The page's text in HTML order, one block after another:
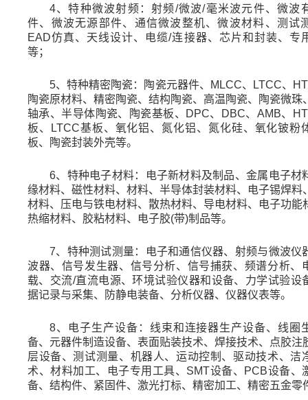
4、特种微波射频：射频/微波/毫米波元件、微波
件、微波无源部件、通信微波整机、微波材料、测试
EAD仿真、天线设计、电缆/连接器、芯片和封装、专
等；
5、特种精密陶瓷：陶瓷元器件、 MLCC、 LTCC、
陶瓷原材料、精密陶瓷、结构陶瓷、高温陶瓷、陶瓷微珠
轴承、半导体陶瓷、陶瓷基板、
DPC、 DBC、 AMB、
板、
LTCC基板、氧化铝、氮化铝、氮化硅、氧化铍粉
板、陶瓷封装外壳等。
6、特种电子材料：电子新材料及制品、金属电子材
缘材料、磁性材料、材料、半导体封装材料、电子锡焊料
材料、压电与铁电材料、散热材料、导电材料、电子功能
热缩材料、胶粘材料、电子胶(带)制品等。
7、特种测试测量：电子和通信仪器、射频与微波仪
波器、信号发生器、信号分析、信号捕获、频谱分析、
载、交流/直流电源、环境试验仪器和设备、力学试验设
据记录与采集、防静电装备、分析仪器、仪器仪表等。
8、
电子生产设备：线束和连接器生产设备、线圈
备、元器件制造设备、表面贴装技术、焊接技术、点胶注
层设备、测试测量、机器人、运动控制、驱动技术、洁
术、材料加工、电子专用工具、 SMT设备、 PCB设备、
备、结构件、紧固件、激光打标、精密加工、精密五金零